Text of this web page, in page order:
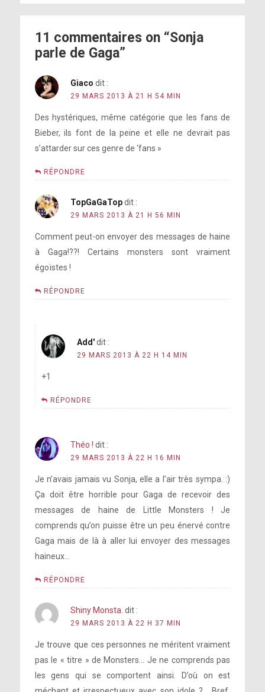
11 commentaires on “Sonja
parle de Gaga”
Giaco dit :
29 MARS 2013 À 21 H 54 MIN
Des hystériques, même catégorie que les fans de
Bieber, ils font de la peine et elle ne devrait pas
s’attarder sur ces genre de ‘fans »
RÉPONDRE
TopGaGaTop dit :
29 MARS 2013 À 21 H 56 MIN
Comment peut-on envoyer des messages de haine
à Gaga!??! Certains monsters sont vraiment
égoïstes !
RÉPONDRE
Add' dit :
29 MARS 2013 À 22 H 14 MIN
+1
RÉPONDRE
Théo ! dit :
29 MARS 2013 À 22 H 16 MIN
Je n’avais jamais vu Sonja, elle a l’air très sympa. :)
Ça doit être horrible pour Gaga de recevoir des
messages de haine de Little Monsters ! Je
comprends qu’on puisse être un peu énervé contre
Gaga mais de là à aller lui envoyer des messages
haineux…
RÉPONDRE
Shiny Monsta. dit :
29 MARS 2013 À 22 H 37 MIN
Je trouve que ces personnes ne méritent vraiment
pas le « titre » de Monsters… Je ne comprends pas
les gens qui se comportent ainsi. D’où on est